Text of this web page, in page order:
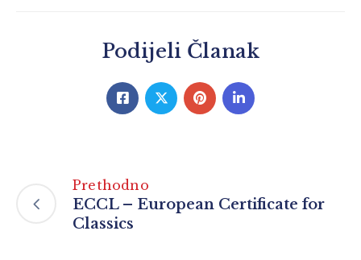
Podijeli Članak
Prethodno
ECCL – European Certificate for
Classics